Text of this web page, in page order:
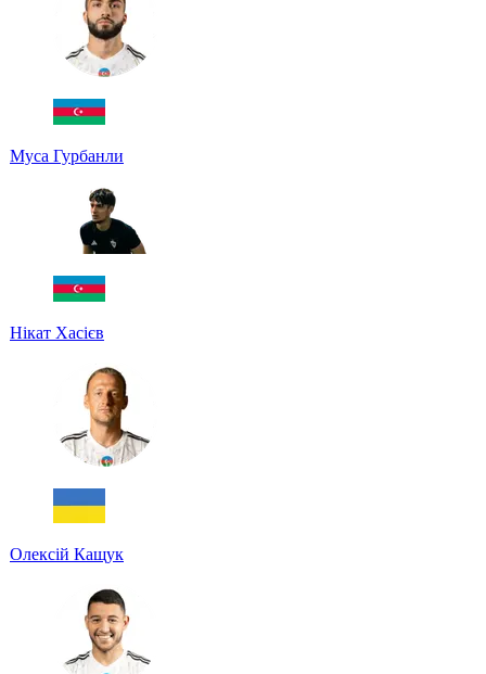
Муса Гурбанли
Нікат Хасієв
Олексій Кащук